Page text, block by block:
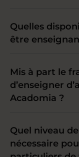
Quelles
être
Mis à part le
d’enseigner
Acadomia ?
Quel niveau
nécessaire